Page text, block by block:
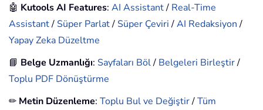
🤖 Kutools AI Features: AI Assistant/ Real-Time
Assistant/ Süper Parlat/ Süper Çeviri/AI Redaksiyon/
Yapay Zeka Düzeltme
📘 Belge Uzmanlığı: Sayfaları Böl/ Belgeleri Birleştir/
Toplu PDF Dönüştürme
✏ Metin Düzenleme: Toplu Bul ve Değiştir/Tüm